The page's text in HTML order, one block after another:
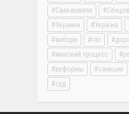
Саакашвили
Сенцов
Украина
Україна
вибори
газ
минский процесс
реформы
санкции
суд